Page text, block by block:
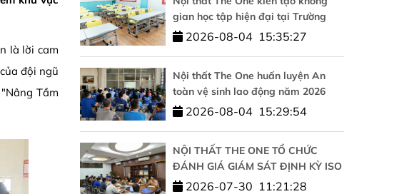
là lời cam
đội ngũ
Tầm
gian học tập hiện đại tại Trường
Tiểu học Tesla Hà Nội
2026-08-04 15:35:27
Nội thất The One huấn luyện An
toàn vệ sinh lao động năm 2026
2026-08-04 15:29:54
NỘI THẤT THE ONE TỔ CHỨC
ĐÁNH GIÁ GIÁM SÁT ĐỊNH KỲ ISO
9001 VÀ ISO 14001: KHẲNG ĐỊNH
2026-07-30 11:21:28